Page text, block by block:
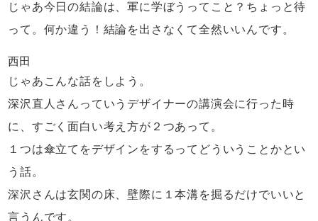
じゃあ今日の結論は、軍に学ぼうってこと？ ちょっと待
って。何か違う！ 結論を出さなくて全然いいんです。
西田
じゃあこんな話をしよう。
深沢直人さんっていうデザイナーの講演会に行った時
に、 すごく面白い考え方が２つあって。
１つは傘立てをデザインをするって どういうことかとい
う話。
深沢さんは玄関の床、壁際に １本溝を掘るだけでいいと
言うんです。